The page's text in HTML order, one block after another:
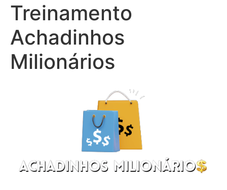
Treinamento
Achadinhos
Milionários